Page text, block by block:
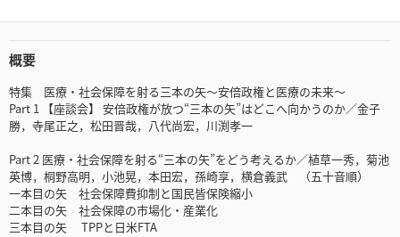
概要
特集 医療・社会保障を射る三本の矢～安倍政権と医療の未来～
Part 1 【座談会】 安倍政権が放つ“三本の矢”はどこへ向かうのか／金子
勝，寺尾正之，松田晋哉，八代尚宏，川渕孝一
Part 2 医療・社会保障を射る“三本の矢”をどう考えるか／植草一秀，菊池
英博，桐野高明，小池晃，本田宏，孫崎享，横倉義武 （五十音順）
一本目の矢 社会保障費抑制と国民皆保険縮小
二本目の矢 社会保障の市場化・産業化
三本目の矢 TPPと日米FTA